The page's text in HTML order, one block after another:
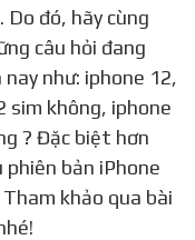
Do đó, hãy cùng
câu hỏi đang
như: iphone 12,
sim không, iphone
? Đặc biệt hơn
bản iPhone
khảo qua bài